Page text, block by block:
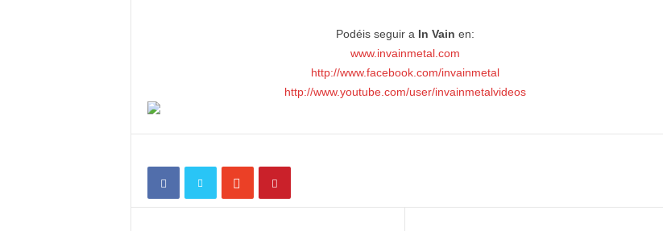
Podéis seguir a In Vain en:
www.invainmetal.com
http://www.facebook.com/invainmetal
http://www.youtube.com/user/invainmetalvideos